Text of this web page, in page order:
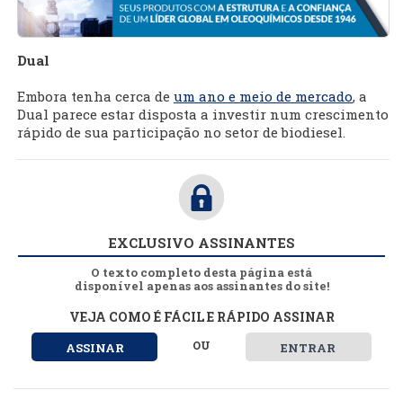
Dual
Embora tenha cerca de um ano e meio de mercado, a
Dual parece estar disposta a investir num crescimento
rápido de sua participação no setor de biodiesel.
EXCLUSIVO ASSINANTES
O texto completo desta página está
disponível apenas aos assinantes do site!
VEJA COMO É FÁCIL E RÁPIDO ASSINAR
ASSINAR OU ENTRAR